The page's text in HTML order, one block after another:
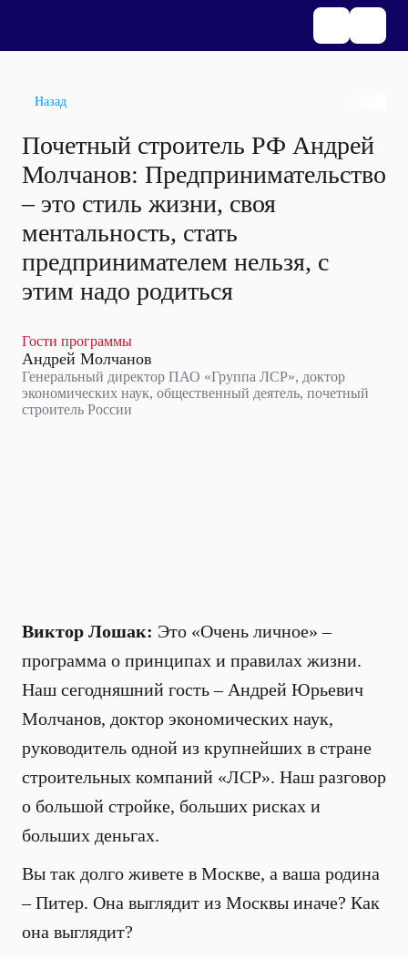
Назад
Почетный строитель РФ Андрей
Молчанов: Предпринимательство
– это стиль жизни, своя
ментальность, стать
предпринимателем нельзя, с
этим надо родиться
Гости программы
Андрей Молчанов
Генеральный директор ПАО «Группа ЛСР», доктор
экономических наук, общественный деятель, почетный
строитель России
Виктор Лошак: Это «Очень личное» –
программа о принципах и правилах жизни.
Наш сегодняшний гость – Андрей Юрьевич
Молчанов, доктор экономических наук,
руководитель одной из крупнейших в стране
строительных компаний «ЛСР». Наш разговор
о большой стройке, больших рисках и
больших деньгах.
Вы так долго живете в Москве, а ваша родина
– Питер. Она выглядит из Москвы иначе? Как
она выглядит?